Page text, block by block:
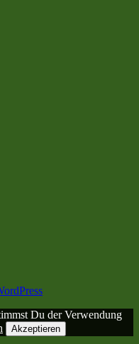
Du der Verwendung
Akzeptieren